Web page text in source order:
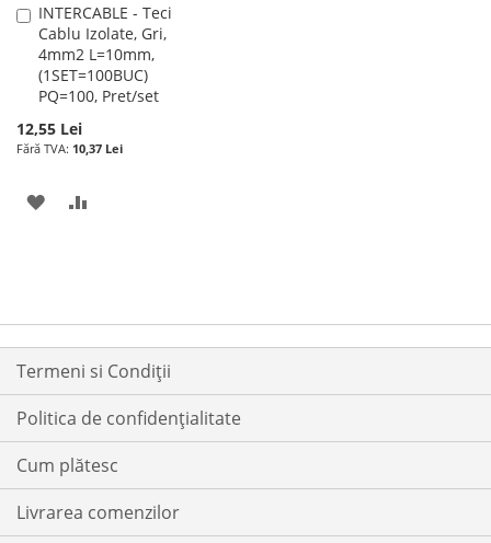
INTERCABLE - Teci
Cablu Izolate, Gri,
4mm2 L=10mm,
(1SET=100BUC)
PQ=100, Pret/set
12,55 Lei
10,37 Lei
Adauga
în
cos
ADAUGATI
DORINTE
Termeni si Condiții
Politica de confidențialitate
Cum plătesc
Livrarea comenzilor